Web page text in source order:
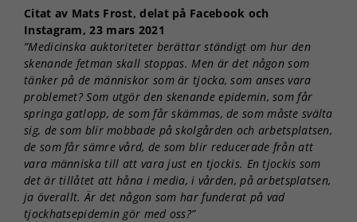
Citat av Mats Frost, delat på Facebook och
Instagram, 23 mars 2021
”Medicinska auktoriteter berättar ständigt om hur den
skenande fetman skall stoppas. Men är det någon som
tänker på de människor som är tjocka, som anses vara
problemet? Som utgör den skenande epidemin, som får
springa gatlopp, de som får skämmas, de som måste svälta
sig, de som blir mobbade på skolgården och arbetsplatsen,
de som får sämre vård, de som blir reducerade från att
vara människa till att vara just en tjockis. En tjockis som
det är tillåtet att håna i media, i vården, på arbetsplatsen,
ja överallt. Är det någon som har funderat på vad
tjockhatsepidemin gör med oss?”